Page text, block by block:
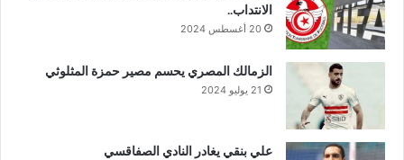
الانتداب..
20 أغسطس 2024
الزمالك المصري يحسم مصير حمزة المثلوثي
21 يوليو 2024
علي بنقي يغادر النادي الصفاقسي